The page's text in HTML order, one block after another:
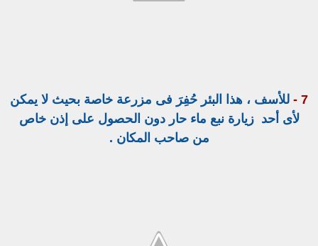
7 -
للأسف ، هذا البئر حُفِرَ فى مزرعة خاصة بحيث لا يمكن
لأى أحد زيارة نبع ماء حار دون الحصول على إذن خاص
من صاحب المكان .